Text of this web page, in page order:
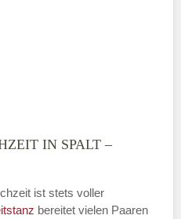
—
IN SPALT –
ist stets voller
bereitet vielen Paaren